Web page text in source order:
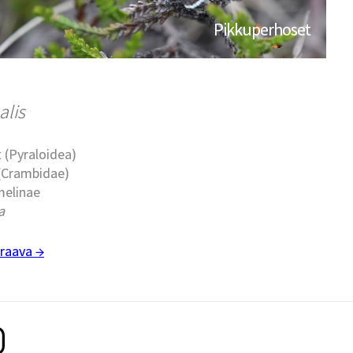
Pikkuperhoset
(Pyraloidea)
→